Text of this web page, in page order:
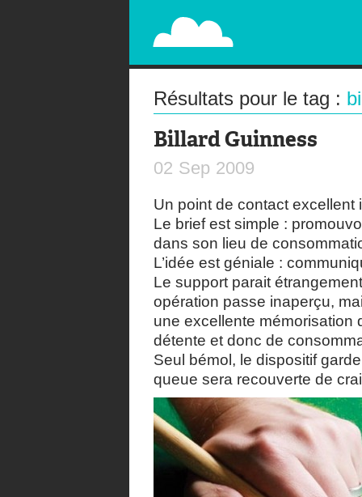
PAPERPLANE
STREET, AMBIENT, GUÉRILLA MARKETING
Résultats pour le tag :
Billard Guinness
02 Sep 2009
Un point de contact excellent
Le brief est simple :
dans son lieu de
L’idée est géniale :
Le support parait
opération passe inaperçu,
une excellente mémorisation
détente et donc de
Seul bémol, le dispositif
queue sera recouverte de